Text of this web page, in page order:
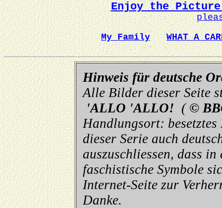
Enjoy the Picture
My Family
WHAT A
Hinweis für deutsche
Alle Bilder dieser Seite
'ALLO 'ALLO! ( ©
Handlungsort:
dieser Serie auch
auszuschliessen, dass in
faschistische Symbole
Internet-Seite zur
Danke.